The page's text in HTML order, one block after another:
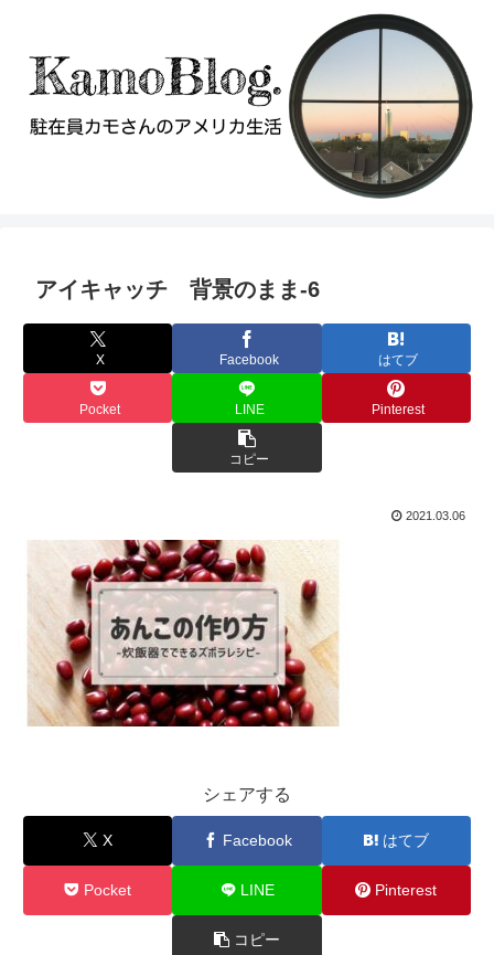
アイキャッチ 背景のまま-6
X Facebook はてブ
Pocket LINE Pinterest
コピー
2021.03.06
シェアする
X Facebook はてブ
Pocket LINE Pinterest
コピー